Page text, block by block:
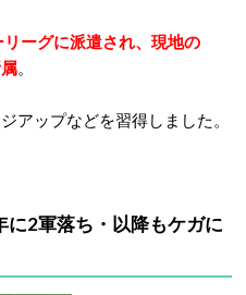
ーグに派遣され、現地の
。
アップなどを習得しました。
2軍落ち・以降もケガに